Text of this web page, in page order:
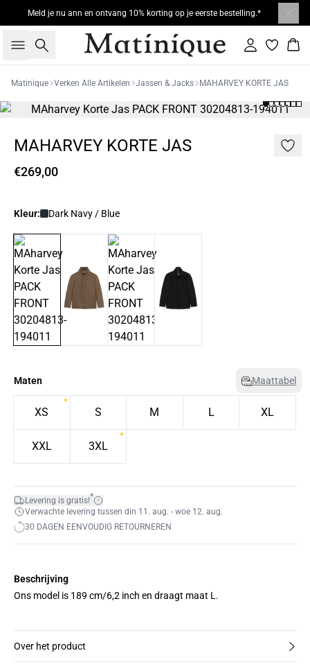
Meld je nu ann en ontvang 10% korting op je eerste bestelling.*
Zoeken Inloggen
Matinique Verken Alle Artikelen Jassen & Jacks MAHARVEY KORTE JAS
MAHARVEY KORTE JAS
€269,00
Kleur: Dark Navy / Blue
Maten Maattabel
XS S M L XL
XXL 3XL
Levering is gratis!*
Verwachte levering tussen din 11. aug. - woe 12. aug.
30 DAGEN EENVOUDIG RETOURNEREN
Beschrijving
Ons model is 189 cm/6,2 inch en draagt maat L.
Over het product